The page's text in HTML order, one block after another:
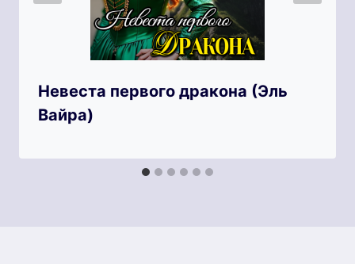
Невеста первого дракона (Эль
Вайра)